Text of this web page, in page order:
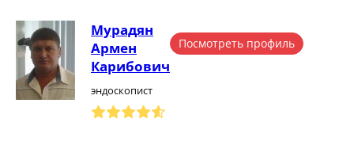
Мурадян
Армен
Карибович
эндоскопист
Посмотреть профиль